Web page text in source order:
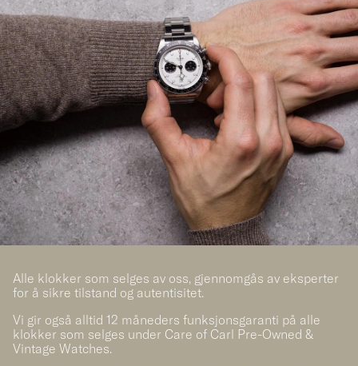
Alle klokker som selges av oss, gjennomgås av eksperter
for å sikre tilstand og autentisitet.
Vi gir også alltid 12 måneders funksjonsgaranti på alle
klokker som selges under Care of Carl Pre-Owned &
Vintage Watches.